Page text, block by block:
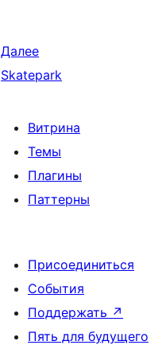
Далее
Skatepark
Витрина
Темы
Плагины
Паттерны
Присоединиться
События
Поддержать ↗
Пять для будущего